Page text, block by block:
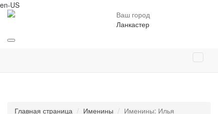
en-US
Ваш город
Ланкастер
Главная страница Именины Именины: Илья